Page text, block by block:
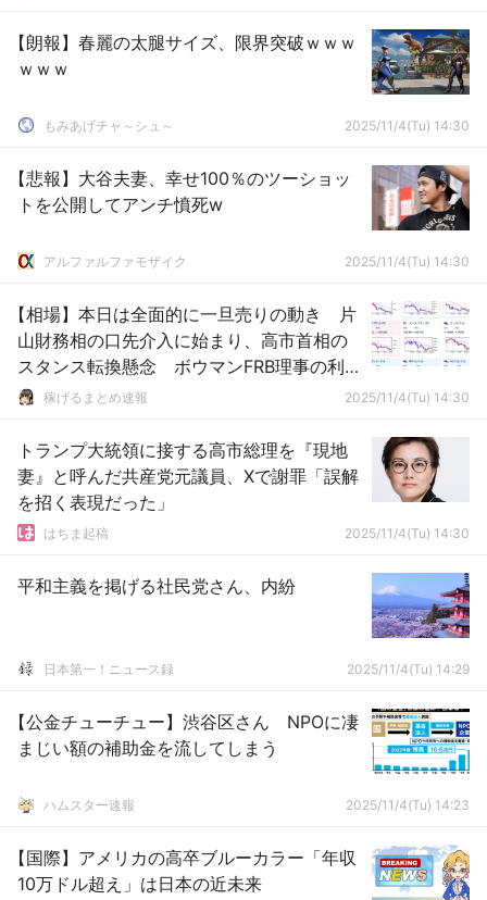
【朗報】春麗の太腿サイズ、限界突破ｗｗｗ
ｗｗｗ
もみあげチャ～シュ～ 2025/11/4(Tu) 14:30
【悲報】大谷夫妻、幸せ100％のツーショッ
トを公開してアンチ憤死w
アルファルファモザイク 2025/11/4(Tu) 14:30
【相場】本日は全面的に一旦売りの動き 片
山財務相の口先介入に始まり、高市首相の
スタンス転換懸念 ボウマンFRB理事の利下
げ支持、米政府閉鎖長期化も
稼げるまとめ速報 2025/11/4(Tu) 14:30
トランプ大統領に接する高市総理を『現地
妻』と呼んだ共産党元議員、Xで謝罪「誤解
を招く表現だった」
はちま起稿 2025/11/4(Tu) 14:30
平和主義を掲げる社民党さん、内紛
日本第一！ニュース録 2025/11/4(Tu) 14:29
【公金チューチュー】渋谷区さん NPOに凄
まじい額の補助金を流してしまう
ハムスター速報 2025/11/4(Tu) 14:23
【国際】アメリカの高卒ブルーカラー「年収
10万ドル超え」は日本の近未来